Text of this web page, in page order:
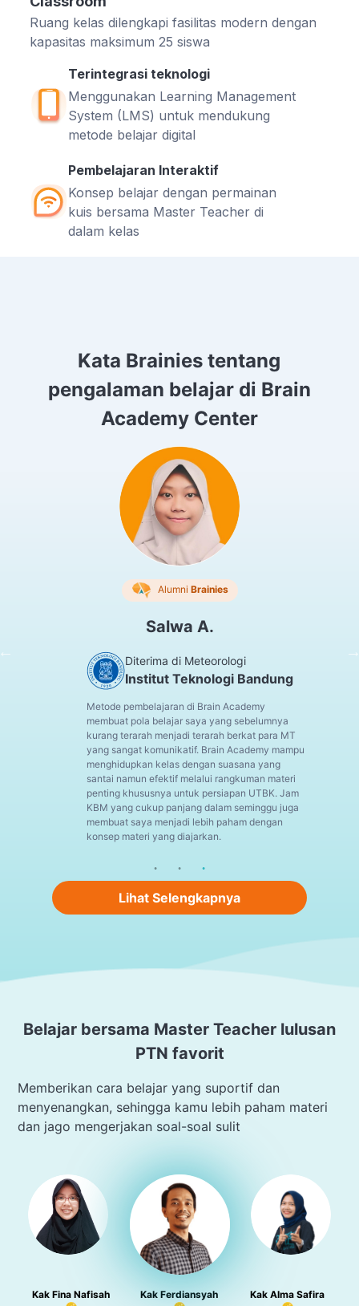
Ruang kelas dilengkapi fasilitas modern dengan
kapasitas maksimum 25 siswa
Terintegrasi teknologi
Menggunakan Learning Management
System (LMS) untuk mendukung
metode belajar digital
Pembelajaran Interaktif
Konsep belajar dengan permainan
kuis bersama Master Teacher di
dalam kelas
Kata Brainies tentang
pengalaman belajar di Brain
Academy Center
Alumni Brainies
Salwa A.
Diterima di Meteorologi
Institut Teknologi Bandung
Metode pembelajaran di Brain Academy
membuat pola belajar saya yang sebelumnya
kurang terarah menjadi terarah berkat para MT
yang sangat komunikatif. Brain Academy mampu
menghidupkan kelas dengan suasana yang
santai namun efektif melalui rangkuman materi
penting khususnya untuk persiapan UTBK. Jam
KBM yang cukup panjang dalam seminggu juga
membuat saya menjadi lebih paham dengan
konsep materi yang diajarkan.
Lihat Selengkapnya
Belajar bersama Master Teacher lulusan
PTN favorit
Memberikan cara belajar yang suportif dan
menyenangkan, sehingga kamu lebih paham materi
dan jago mengerjakan soal-soal sulit
Kak Fina Nafisah Kak Ferdiansyah Kak Alma Safira